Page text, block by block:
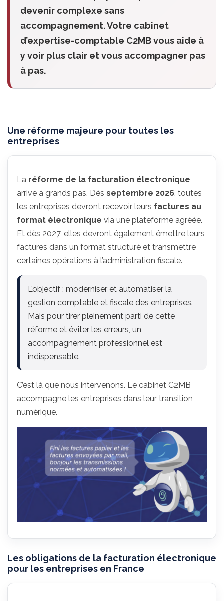
devenir complexe sans
accompagnement. Votre cabinet
d’expertise-comptable C2MB vous aide à
y voir plus clair et vous accompagner pas
à pas.
Une réforme majeure pour toutes les
entreprises
La réforme de la facturation électronique
arrive à grands pas. Dès septembre 2026, toutes
les entreprises devront recevoir leurs factures au
format électronique via une plateforme agréée.
Et dès 2027, elles devront également émettre leurs
factures dans un format structuré et transmettre
certaines opérations à l’administration fiscale.
L’objectif : moderniser et automatiser la
gestion comptable et fiscale des entreprises.
Mais pour tirer pleinement parti de cette
réforme et éviter les erreurs, un
accompagnement professionnel est
indispensable.
C’est là que nous intervenons. Le cabinet C2MB
accompagne les entreprises dans leur transition
numérique.
Les obligations de la facturation électronique
pour les entreprises en France